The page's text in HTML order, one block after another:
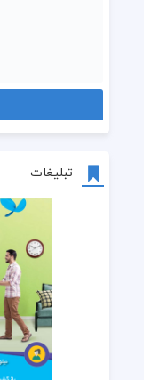
تبلیغات